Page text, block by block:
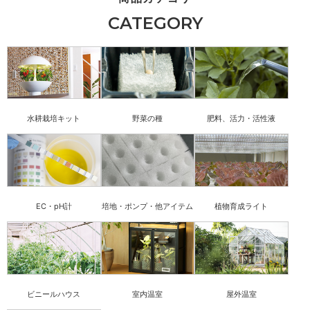
CATEGORY
水耕栽培キット 野菜の種 肥料、活力・活性液
EC・pH計 培地・ポンプ・他アイテム 植物育成ライト
ビニールハウス 室内温室 屋外温室